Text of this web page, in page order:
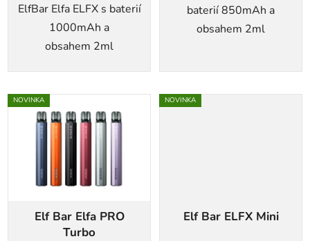
ElfBar Elfa ELFX s baterií
1000mAh a
obsahem 2ml
baterií 850mAh a
obsahem 2ml
NOVINKA
Elf Bar Elfa PRO
Turbo
NOVINKA
Elf Bar ELFX Mini